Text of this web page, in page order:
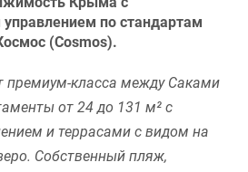
по стандартам
(Cosmos).
класса между Саками
от 24 до 131 м² с
и террасами с видом на
Собственный пляж,